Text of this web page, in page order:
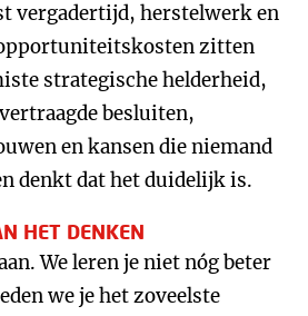
vergadertijd, herstelwerk en
zitten
strategische helderheid,
besluiten,
en kansen die niemand
denkt dat het duidelijk is.
HET DENKEN
We leren je niet nóg beter
we je het zoveelste